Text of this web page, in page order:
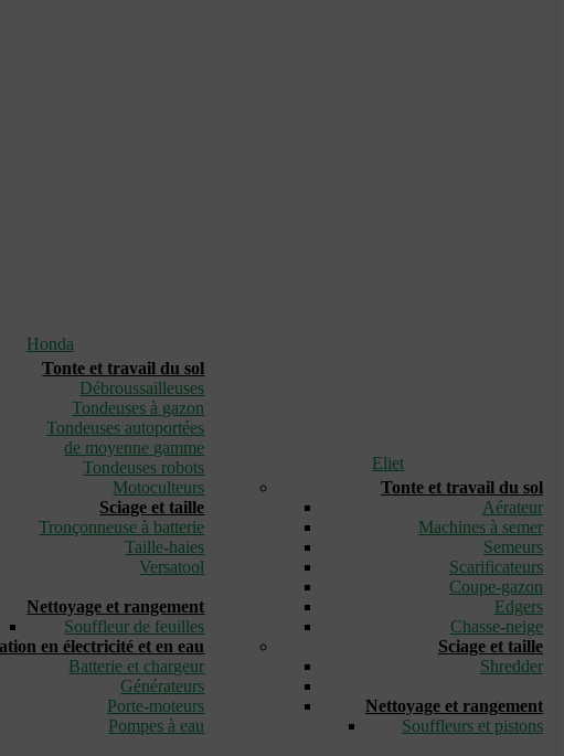
Honda
Tonte et travail du sol
Débroussailleuses
Tondeuses à gazon
Tondeuses autoportées
de moyenne gamme
Tondeuses robots
Motoculteurs
Sciage et taille
Tronçonneuse à batterie
Taille-haies
Versatool
Nettoyage et rangement
Souffleur de feuilles
en électricité et en eau
Batterie et chargeur
Générateurs
Porte-moteurs
Pompes à eau
Eliet
Tonte et travail du sol
Aérateur
Machines à semer
Semeurs
Scarificateurs
Coupe-gazon
Edgers
Chasse-neige
Sciage et taille
Shredder
Nettoyage et rangement
Souffleurs et pistons